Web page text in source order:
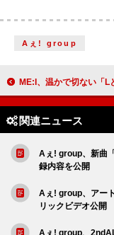
Aぇ! group
ME:I、温かで切ない「LとR」スタジオラ
関連ニュース
Aぇ! group、新曲
録内容を公開
Aぇ! group、アー
リックビデオ公開
Aぇ! group、